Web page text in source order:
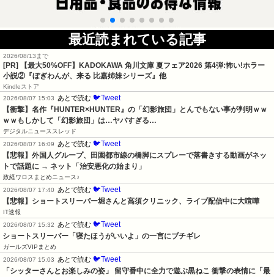
最近読まれている記事
2026/08/13まで
[PR] 【最大50%OFF】KADOKAWA 角川文庫 夏フェア2026 第4弾:怖い!ホラー
小説②『ぼぎわんが、来る 比嘉姉妹シリーズ』他
Kindleストア
2026/08/07 15:03
あとで読む 🐦Tweet
【衝撃】名作『HUNTER×HUNTER』の「幻影旅団」とんでもない事が判明ｗｗ
ｗｗもしかして「幻影旅団」は…ヤバすぎる…
デジタルニューススレッド
2026/08/07 16:09
あとで読む 🐦Tweet
【悲報】外国人グループ、田園都市線の橋脚にスプレーで落書きする動画がネッ
トで話題に → ネット「治安悪化の始まり」
政経ワロスまとめニュース♪
2026/08/07 17:40
あとで読む 🐦Tweet
【悲報】ショートスリーパー堀さんと高須クリニック、ライブ配信中に大喧嘩
IT速報
2026/08/07 15:32
あとで読む 🐦Tweet
ショートスリーパー「寝たほうがいいよ」の一言にブチギレ
ガールズVIPまとめ
2026/08/07 15:03
あとで読む 🐦Tweet
「シッターさんとお楽しみの姿」 留守番中に全力で遊ぶ黒ねこ 衝撃の表情に「最